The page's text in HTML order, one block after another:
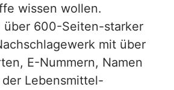
wissen wollen.
über 600-Seiten-starker
mit über
E-Nummern, Namen
Lebensmittel-